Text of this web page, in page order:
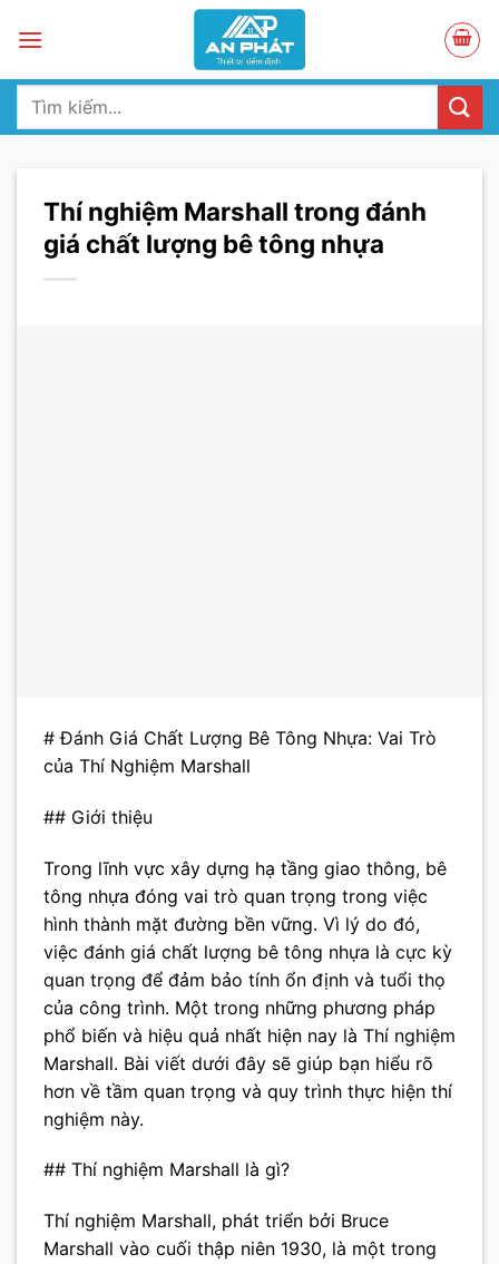
Tìm
Thí nghiệm Marshall trong đánh
giá chất lượng bê tông nhựa
# Đánh Giá Chất Lượng Bê Tông Nhựa: Vai Trò
của Thí Nghiệm Marshall
## Giới thiệu
Trong lĩnh vực xây dựng hạ tầng giao thông, bê
tông nhựa đóng vai trò quan trọng trong việc
hình thành mặt đường bền vững. Vì lý do đó,
việc đánh giá chất lượng bê tông nhựa là cực kỳ
quan trọng để đảm bảo tính ổn định và tuổi thọ
của công trình. Một trong những phương pháp
phổ biến và hiệu quả nhất hiện nay là Thí nghiệm
Marshall. Bài viết dưới đây sẽ giúp bạn hiểu rõ
hơn về tầm quan trọng và quy trình thực hiện thí
nghiệm này.
## Thí nghiệm Marshall là gì?
Thí nghiệm Marshall, phát triển bởi Bruce
Marshall vào cuối thập niên 1930, là một trong